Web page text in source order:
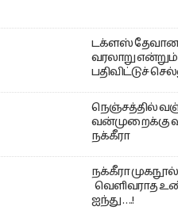
டக்ளஸ்
வரலாறு
பதிவிட்டுச்
நெஞ்சத்தில்
வன்முறைக்கு
நக்கீரா
நக்கீரா
வெளிவராத
ஐந்து ….!